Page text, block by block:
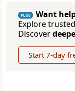
PLUS
Want
Explore
Discover
Start 7-day